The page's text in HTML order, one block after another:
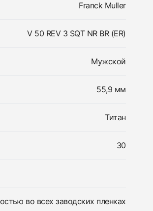
Franck Muller
V 50 REV 3 SQT NR BR (ER)
Мужской
55,9 мм
Титан
30
во всех заводских пленках